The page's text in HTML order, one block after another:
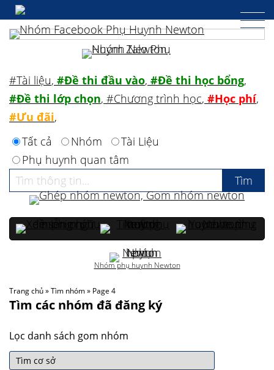
Trang chủ»Tìm nhóm» Page 4
Tìm các nhóm đã đăng ký
Lọc danh sách gom nhóm
#Tài liệu, #Đề thi đầu vào, #Đề thi học bổng,
#Đề thi lớp chọn, #Chương trình học, #Học phí,
#Ưu đãi,
Tất cả
Nhóm
Tài Liệu
Phụ huynh quan tâm
Nhóm phụ huynh Newton